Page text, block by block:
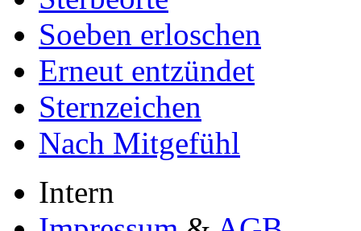
Soeben erloschen
Erneut entzündet
Sternzeichen
Nach Mitgefühl
Intern